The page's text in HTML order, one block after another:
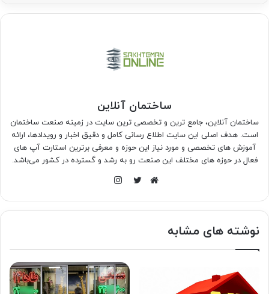
ساختمان آنلاین
ساختمان آنلاین، جامع ترین و تخصصی ترین سایت در زمینه صنعت ساختمان
است. هدف اصلی این سایت اطلاع رسانی کامل و دقیق اخبار و رویدادها، ارائه
آموزش های تخصصی و مورد نیاز این حوزه و معرفی برترین استارت آپ های
فعال در حوزه های مختلف این صنعت رو به رشد و گسترده در کشور می‌باشد.
نوشته های مشابه